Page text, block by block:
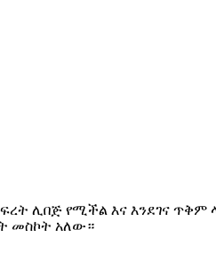
ሊበጅ የሚችል እና እንደገና ጥቅም
መስኮት አለው።